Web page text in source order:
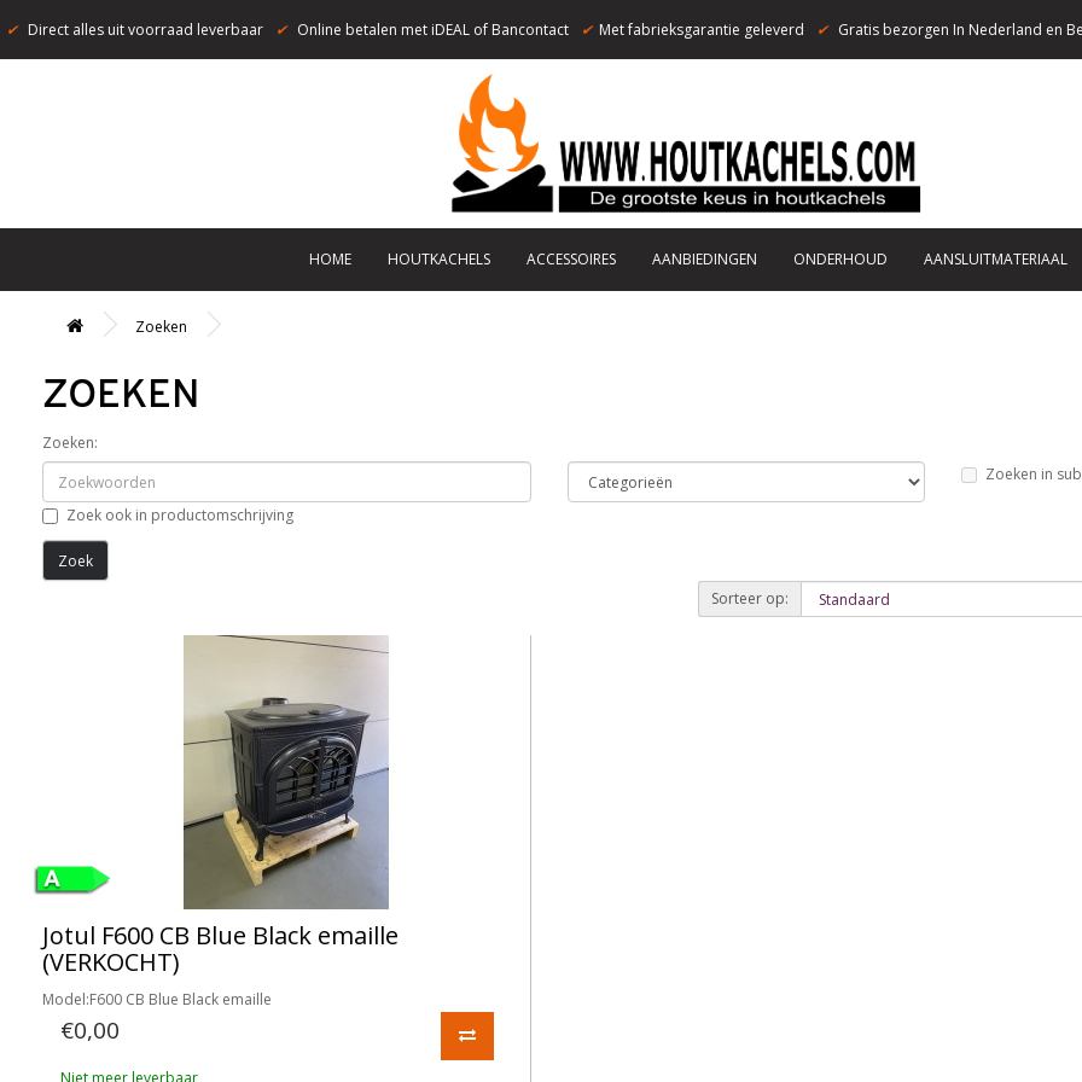
✔ Direct alles uit voorraad leverbaar ✔ Online betalen met iDEAL of Bancontact ✔ Met fabrieksgarantie geleverd ✔ Gratis bezorgen In Nederland en
HOME HOUTKACHELS ACCESSOIRES AANBIEDINGEN ONDERHOUD AANSLUITMATERIAAL
Zoeken
ZOEKEN
Zoeken:
Zoeken in
Zoek ook in productomschrijving
Sorteer op:
Jotul F600 CB Blue Black emaille
(VERKOCHT)
Model:F600 CB Blue Black emaille
€0,00